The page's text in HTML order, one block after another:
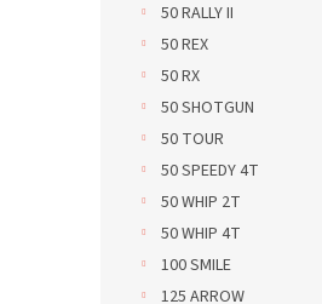
50 RALLY II
50 REX
50 RX
50 SHOTGUN
50 TOUR
50 SPEEDY 4T
50 WHIP 2T
50 WHIP 4T
100 SMILE
125 ARROW